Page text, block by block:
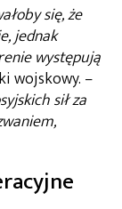
się, że
jednak
występują
wojskowy. –
sił za